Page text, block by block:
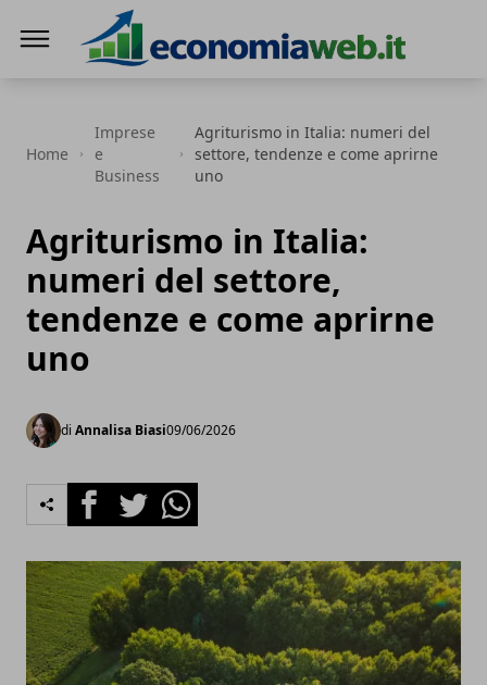
Home
Imprese
e
Business
Agriturismo in Italia: numeri del
settore, tendenze e come aprirne
uno
Agriturismo in Italia:
numeri del settore,
tendenze e come aprirne
uno
di Annalisa Biasi09/06/2026
FacebookTwitterWhatsapp